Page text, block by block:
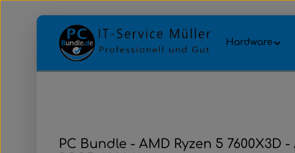
Zum Hauptinhalt springen
Zur Hauptnavigation springen
Hardware
PC Bundle - AMD Ryzen 5 7600X3D